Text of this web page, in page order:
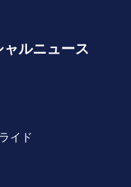
ルニュース
イド